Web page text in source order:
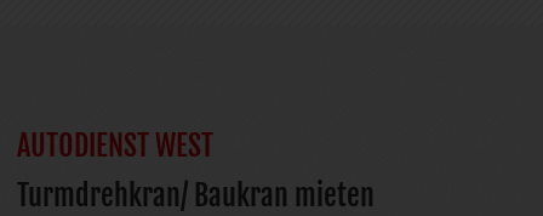
AUTODIENST WEST
Turmdrehkran/ Baukran mieten